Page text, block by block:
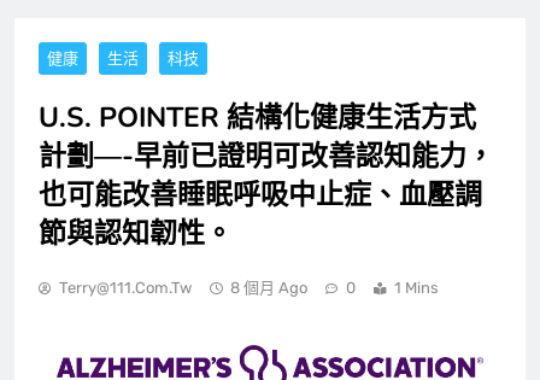
健康 生活 科技
U.S. POINTER 結構化健康生活方式
計劃—-早前已證明可改善認知能力，
也可能改善睡眠呼吸中止症、血壓調
節與認知韌性。
Terry@111.com.tw 8 個月 Ago 0 1 Mins